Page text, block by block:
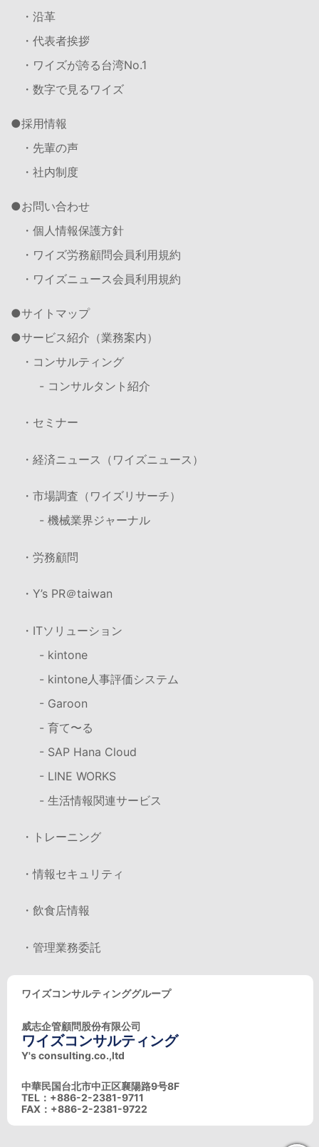
・沿革
・代表者挨拶
・ワイズが誇る台湾No.1
・数字で見るワイズ
採用情報
・先輩の声
・社内制度
お問い合わせ
・個人情報保護方針
・ワイズ労務顧問会員利用規約
・ワイズニュース会員利用規約
サイトマップ
サービス紹介（業務案内）
・コンサルティング
- コンサルタント紹介
・セミナー
・経済ニュース（ワイズニュース）
・市場調査（ワイズリサーチ）
- 機械業界ジャーナル
・労務顧問
・Y’s PR＠taiwan
・ITソリューション
- kintone
- kintone人事評価システム
- Garoon
- 育て〜る
- SAP Hana Cloud
- LINE WORKS
- 生活情報関連サービス
・トレーニング
・情報セキュリティ
・飲食店情報
・管理業務委託
ワイズコンサルティンググループ
威志企管顧問股份有限公司
ワイズコンサルティング
Y's consulting.co.,ltd
中華民国台北市中正区襄陽路9号8F
TEL：+886-2-2381-9711
FAX：+886-2-2381-9722